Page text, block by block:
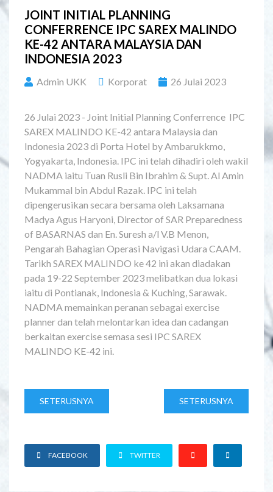
JOINT INITIAL PLANNING
CONFERRENCE IPC SAREX MALINDO
KE-42 ANTARA MALAYSIA DAN
INDONESIA 2023
Admin UKK Korporat 26 Julai 2023
26 Julai 2023 - Joint Initial Planning Conferrence IPC
SAREX MALINDO KE-42 antara Malaysia dan
Indonesia 2023 di Porta Hotel by Ambarukkmo,
Yogyakarta, Indonesia. IPC ini telah dihadiri oleh wakil
NADMA iaitu Tuan Rusli Bin Ibrahim & Supt. Al Amin
Mukammal bin Abdul Razak. IPC ini telah
dipengerusikan secara bersama oleh Laksamana
Madya Agus Haryoni, Director of SAR Preparedness
of BASARNAS dan En. Suresh a/l V.B Menon,
Pengarah Bahagian Operasi Navigasi Udara CAAM.
Tarikh SAREX MALINDO ke 42 ini akan diadakan
pada 19-22 September 2023 melibatkan dua lokasi
iaitu di Pontianak, Indonesia & Kuching, Sarawak.
NADMA memainkan peranan sebagai exercise
planner dan telah melontarkan idea dan cadangan
berkaitan exercise semasa sesi IPC SAREX
MALINDO KE-42 ini.
SETERUSNYA SETERUSNYA
FACEBOOK TWITTER